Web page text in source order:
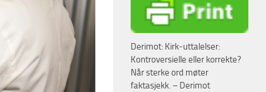
Derimot: Kirk-uttalelser:
Kontroversielle eller korrekte?
Når sterke ord møter
faktasjekk. – Derimot